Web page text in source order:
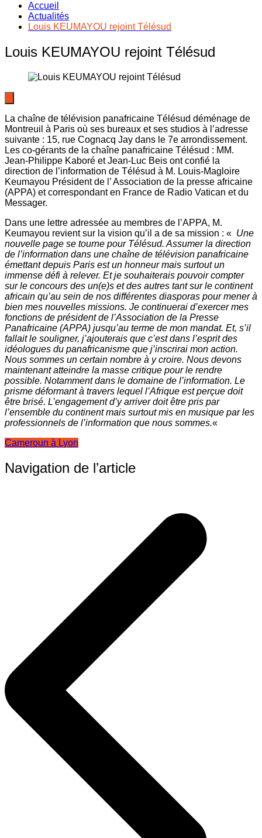
Accueil
Actualités
Louis KEUMAYOU rejoint Télésud
Louis KEUMAYOU rejoint Télésud
La chaîne de télévision panafricaine Télésud déménage de
Montreuil à Paris où ses bureaux et ses studios à l’adresse
suivante : 15, rue Cognacq Jay dans le 7e arrondissement.
Les co-gérants de la chaîne panafricaine Télésud : MM.
Jean-Philippe Kaboré et Jean-Luc Beis ont confié la
direction de l’information de Télésud à M. Louis-Magloire
Keumayou Président de l’ Association de la presse africaine
(APPA) et correspondant en France de Radio Vatican et du
Messager.
Dans une lettre adressée au membres de l’APPA, M.
Keumayou revient sur la vision qu’il a de sa mission : « Une
nouvelle page se tourne pour Télésud. Assumer la direction
de l’information dans une chaîne de télévision panafricaine
émettant depuis Paris est un honneur mais surtout un
immense défi à relever. Et je souhaiterais pouvoir compter
sur le concours des un(e)s et des autres tant sur le continent
africain qu’au sein de nos différentes diasporas pour mener à
bien mes nouvelles missions. Je continuerai d’exercer mes
fonctions de président de l’Association de la Presse
Panafricaine (APPA) jusqu’au terme de mon mandat. Et, s’il
fallait le souligner, j’ajouterais que c’est dans l’esprit des
idéologues du panafricanisme que j’inscrirai mon action.
Nous sommes un certain nombre à y croire. Nous devons
maintenant atteindre la masse critique pour le rendre
possible. Notamment dans le domaine de l’information. Le
prisme déformant à travers lequel l’Afrique est perçue doit
être brisé. L’engagement d’y arriver doit être pris par
l’ensemble du continent mais surtout mis en musique par les
professionnels de l’information que nous sommes.«
Cameroun à Lyon
Navigation de l’article